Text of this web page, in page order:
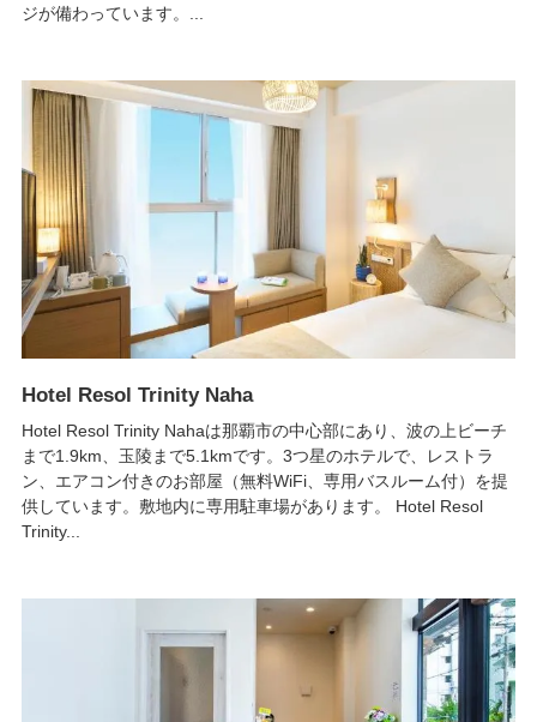
ジが備わっています。...
Hotel Resol Trinity Naha
Hotel Resol Trinity Nahaは那覇市の中心部にあり、波の上ビーチ
まで1.9km、玉陵まで5.1kmです。3つ星のホテルで、レストラ
ン、エアコン付きのお部屋（無料WiFi、専用バスルーム付）を提
供しています。敷地内に専用駐車場があります。 Hotel Resol
Trinity...